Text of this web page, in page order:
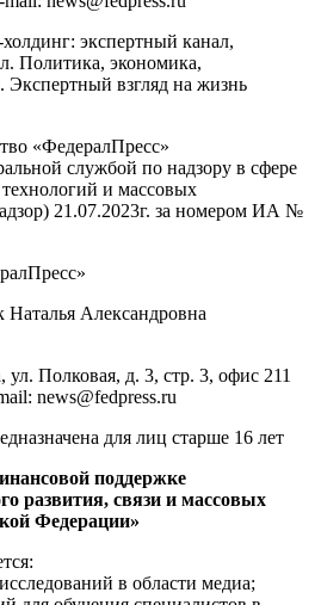
экспертный канал,
Политика, экономика,
Экспертный взгляд на жизнь
«ФедералПресс»
службой по надзору в сфере
и массовых
21.07.2023г. за номером ИА №
Наталья Александровна
ул. Полковая, д. 3, стр. 3, офис 211
news@fedpress.ru
для лиц старше 16 лет
поддержке
развития, связи и массовых
Федерации»
в области медиа;